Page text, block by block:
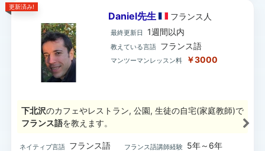
更新済み!
Daniel先生 フランス 人
最終更新日 1週間以内
教えている言語 フランス語
マンツーマンレッスン料 ￥3000
下北沢のカフェやレストラン, 公園, 生徒の自宅(家庭教師)で
フランス語を教えます。
ネイティブ言語 フランス語 フランス語講師経験
5年～6年